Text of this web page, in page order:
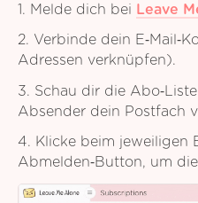
1. Melde dich bei Leave
2. Verbinde dein
Adressen verknüpfen).
3. Schau dir die
Absender dein Postfach
4. Klicke beim jeweiligen
Abmelden‑Button, um